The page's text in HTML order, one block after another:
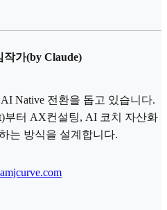
작가(by Claude)
Native 전환을 돕고 있습니다.
부터 AX컨설팅, AI 코치 자산화
는 방식을 설계합니다.